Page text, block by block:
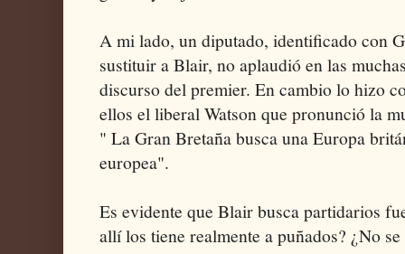
A mi lado, un diputado, identificado con
sustituir a Blair, no aplaudió en las
discurso del premier. En cambio lo hizo
ellos el liberal Watson que pronunció la
" La Gran Bretaña busca una Europa
europea".
Es evidente que Blair busca partidarios
allí los tiene realmente a puñados? ¿No